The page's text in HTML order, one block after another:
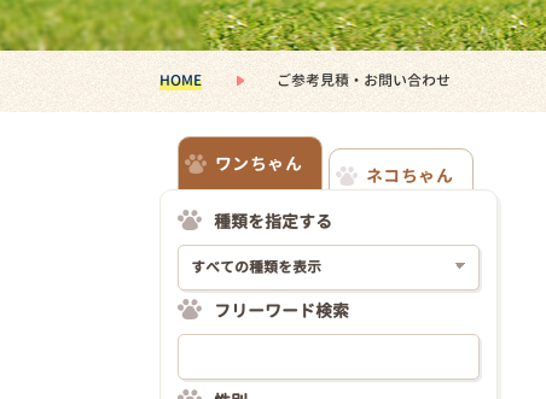
HOME ご参考見積・お問い合わせ
ワンちゃん
ネコちゃん
種類を指定する
フリーワード検索